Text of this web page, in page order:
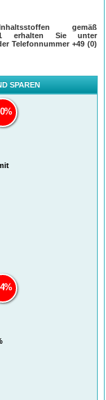
gemäß
erhalten Sie unter
Telefonnummer+49 (0)
SPAREN